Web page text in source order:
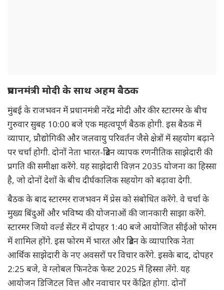
प्रधानमंत्री मोदी के साथ अहम बैठक
मुंबई के राजभवन में प्रधानमंत्री नरेंद्र मोदी और कीर स्टारमर के बीच
गुरुवार सुबह 10:00 बजे एक महत्वपूर्ण बैठक होगी. इस बैठक में
व्यापार, प्रौद्योगिकी और जलवायु परिवर्तन जैसे क्षेत्रों में सहयोग बढ़ाने
पर चर्चा होगी. दोनों नेता भारत-ब्रिटेन व्यापक रणनीतिक साझेदारी की
प्रगति की समीक्षा करेंगे. यह साझेदारी विज़न 2035 योजना का हिस्सा
है, जो दोनों देशों के बीच दीर्घकालिक सहयोग को बढ़ावा देगी.
बैठक के बाद स्टारमर राजभवन में प्रेस को संबोधित करेंगे. वे चर्चा के
मुख्य बिंदुओं और भविष्य की योजनाओं की जानकारी साझा करेंगे.
स्टारमर जियो वर्ल्ड सेंटर में दोपहर 1:40 बजे आयोजित सीईओ फोरम
में शामिल होंगे. इस फोरम में भारत और ब्रिटेन के व्यापारिक नेता
आर्थिक साझेदारी के नए अवसरों पर विचार करेंगे. इसके बाद, दोपहर
2:25 बजे, वे ग्लोबल फिनटेक फेस्ट 2025 में हिस्सा लेंगे. यह
आयोजन डिजिटल वित्त और नवाचार पर केंद्रित होगा. दोनों